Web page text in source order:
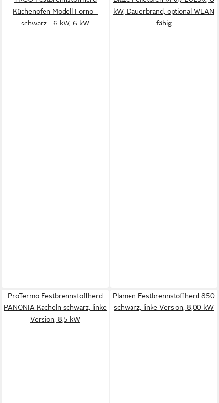
Küchenofen Modell Forno -
schwarz - 6 kW, 6 kW
kW, Dauerbrand, optional WLAN
fähig
ProTermo Festbrennstoffherd
PANONIA Kacheln schwarz, linke
Version, 8,5 kW
Plamen Festbrennstoffherd 850
schwarz, linke Version, 8,00 kW